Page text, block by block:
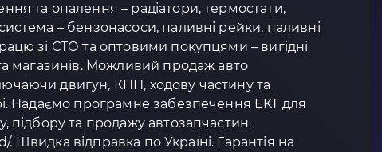
та опалення – радіатори, термостати,
– бензонасоси, паливні рейки, паливні
зі СТО та оптовими покупцями – вигідні
магазинів. Можливий продаж авто
двигун, КПП, ходову частину та
Надаємо програмне забезпечення EKT для
підбору та продажу автозапчастин.
Швидка відправка по Україні. Гарантія на